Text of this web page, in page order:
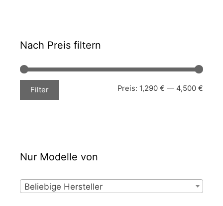
Nach Preis filtern
Filter Preis: 1,290 € — 4,500 €
Nur Modelle von
Beliebige Hersteller